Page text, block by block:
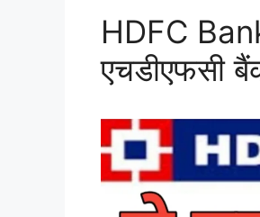
HDFC
एचडीएफसी